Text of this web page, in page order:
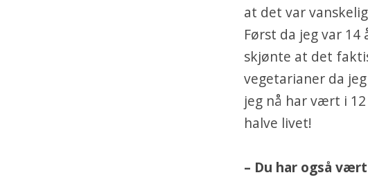
at det var
Først da jeg var
skjønte at det
vegetarianer da
jeg nå har vært i
halve livet!
– Du har også